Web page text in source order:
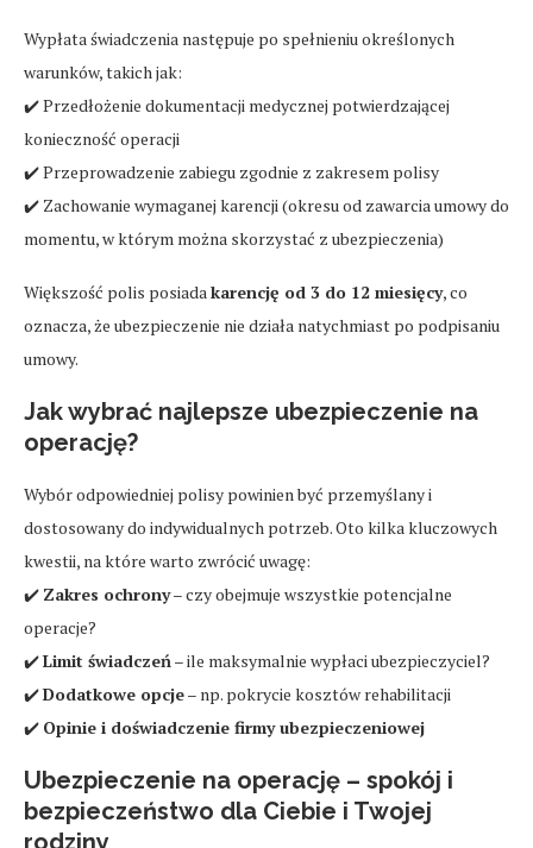
Wypłata świadczenia następuje po spełnieniu określonych
warunków, takich jak:
✔️ Przedłożenie dokumentacji medycznej potwierdzającej
konieczność operacji
✔️ Przeprowadzenie zabiegu zgodnie z zakresem polisy
✔️ Zachowanie wymaganej karencji (okresu od zawarcia umowy do
momentu, w którym można skorzystać z ubezpieczenia)
Większość polis posiadakarencję od 3 do 12 miesięcy, co
oznacza, że ubezpieczenie nie działa natychmiast po podpisaniu
umowy.
Jak wybrać najlepsze ubezpieczenie na
operację?
Wybór odpowiedniej polisy powinien być przemyślany i
dostosowany do indywidualnych potrzeb. Oto kilka kluczowych
kwestii, na które warto zwrócić uwagę:
✔️ Zakres ochrony– czy obejmuje wszystkie potencjalne
operacje?
✔️Limit świadczeń– ile maksymalnie wypłaci ubezpieczyciel?
✔️Dodatkowe opcje– np. pokrycie kosztów rehabilitacji
✔️ Opinie i doświadczenie firmy ubezpieczeniowej
Ubezpieczenie na operację – spokój i
bezpieczeństwo dla Ciebie i Twojej